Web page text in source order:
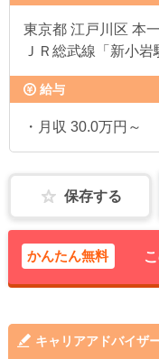
東京都 江戸川区 本
ＪＲ総武線「新小
給与
・月収 30.0万円～
保存する
かんたん無料
キャリアアドバイザ